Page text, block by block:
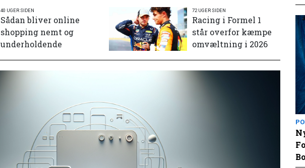
40 UGER SIDEN
Sådan bliver online
shopping nemt og
underholdende
72 UGER SIDEN
Racing i Formel 1
står overfor kæmpe
omvæltning i 2026